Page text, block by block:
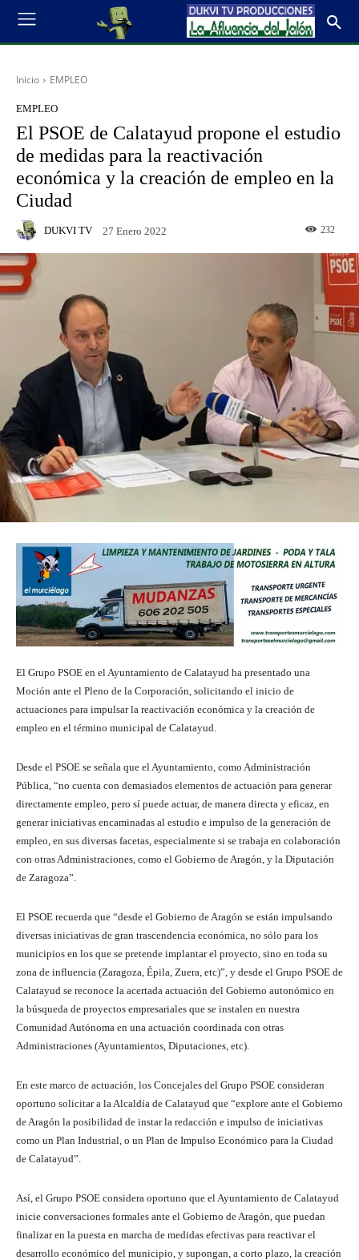
Inicio EMPLEO
EMPLEO
El PSOE de Calatayud propone el estudio
de medidas para la reactivación
económica y la creación de empleo en la
Ciudad
DUKVI TV 27 Enero 2022 232
El Grupo PSOE en el Ayuntamiento de Calatayud ha presentado una
Moción ante el Pleno de la Corporación, solicitando el inicio de
actuaciones para impulsar la reactivación económica y la creación de
empleo en el término municipal de Calatayud.
Desde el PSOE se señala que el Ayuntamiento, como Administración
Pública, “no cuenta con demasiados elementos de actuación para generar
directamente empleo, pero sí puede actuar, de manera directa y eficaz, en
generar iniciativas encaminadas al estudio e impulso de la generación de
empleo, en sus diversas facetas, especialmente si se trabaja en colaboración
con otras Administraciones, como el Gobierno de Aragón, y la Diputación
de Zaragoza”.
El PSOE recuerda que “desde el Gobierno de Aragón se están impulsando
diversas iniciativas de gran trascendencia económica, no sólo para los
municipios en los que se pretende implantar el proyecto, sino en toda su
zona de influencia (Zaragoza, Épila, Zuera, etc)”, y desde el Grupo PSOE de
Calatayud se reconoce la acertada actuación del Gobierno autonómico en
la búsqueda de proyectos empresariales que se instalen en nuestra
Comunidad Autónoma en una actuación coordinada con otras
Administraciones (Ayuntamientos, Diputaciones, etc).
En este marco de actuación, los Concejales del Grupo PSOE consideran
oportuno solicitar a la Alcaldía de Calatayud que “explore ante el Gobierno
de Aragón la posibilidad de instar la redacción e impulso de iniciativas
como un Plan Industrial, o un Plan de Impulso Económico para la Ciudad
de Calatayud”.
Así, el Grupo PSOE considera oportuno que el Ayuntamiento de Calatayud
inicie conversaciones formales ante el Gobierno de Aragón, que puedan
finalizar en la puesta en marcha de medidas efectivas para reactivar el
desarrollo económico del municipio, y supongan, a corto plazo, la creación